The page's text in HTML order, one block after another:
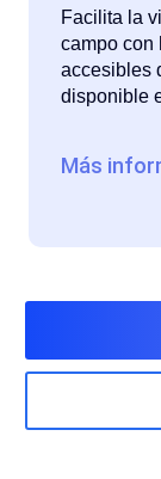
Facilita la
campo con
accesibles
disponible
Más